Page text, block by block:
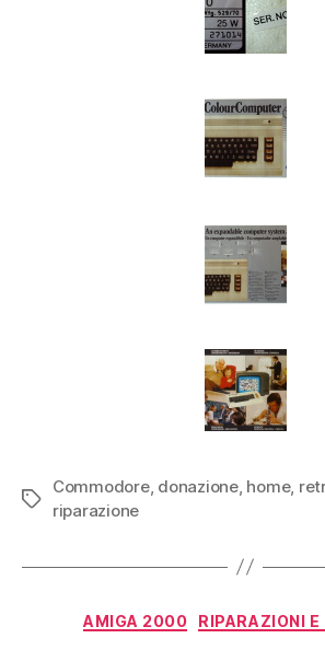
Tag
Commodore, donazione, home,
riparazione
AMIGA 2000 RIPARAZIONI E